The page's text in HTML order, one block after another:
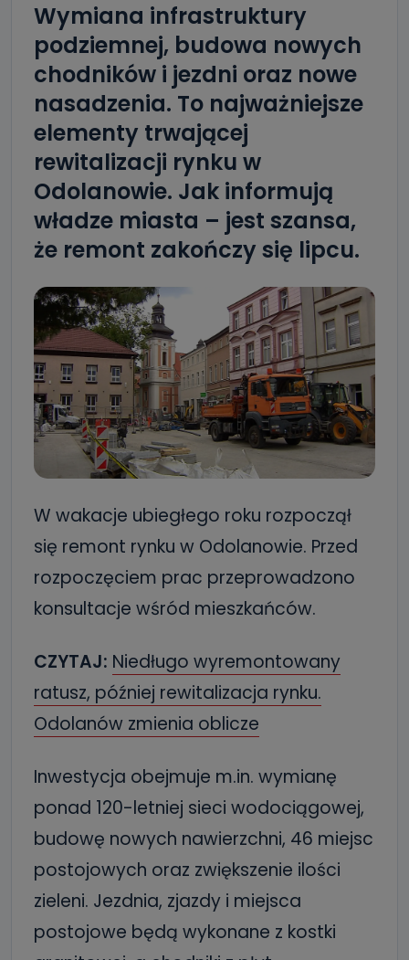
Wymiana infrastruktury
podziemnej, budowa nowych
chodników i jezdni oraz nowe
nasadzenia. To najważniejsze
elementy trwającej
rewitalizacji rynku w
Odolanowie. Jak informują
władze miasta – jest szansa,
że remont zakończy się lipcu.
W wakacje ubiegłego roku rozpoczął
się remont rynku w Odolanowie. Przed
rozpoczęciem prac przeprowadzono
konsultacje wśród mieszkańców.
CZYTAJ: Niedługo wyremontowany
ratusz, później rewitalizacja rynku.
Odolanów zmienia oblicze
Inwestycja obejmuje m.in. wymianę
ponad 120-letniej sieci wodociągowej,
budowę nowych nawierzchni, 46 miejsc
postojowych oraz zwiększenie ilości
zieleni. Jezdnia, zjazdy i miejsca
postojowe będą wykonane z kostki